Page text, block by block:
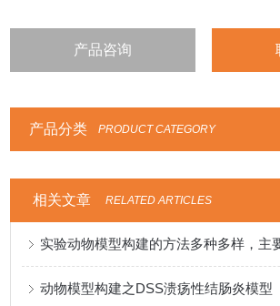
产品咨询
产品分类 PRODUCT CATEGORY
相关文章 RELATED ARTICLES
实验动物模型构建的方法多种多样，主
动物模型构建之DSS溃疡性结肠炎模型